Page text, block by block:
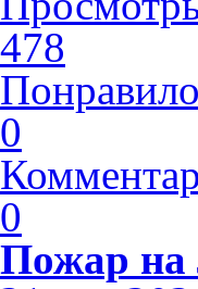
478
0
0
Пожар на